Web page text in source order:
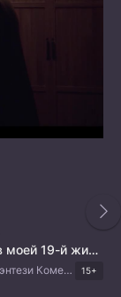
Увидимся в моей 19-й жизни
Романтика Фэнтези Комедия Драма Корейские дорамы 15+